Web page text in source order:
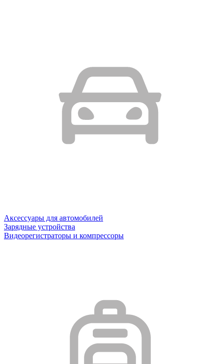
Аксессуары для автомобилей
Зарядные устройства
Видеорегистраторы и компрессоры